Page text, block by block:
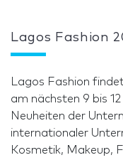
Lagos Fashion
Lagos Fashion
am nächsten 9 bis
Neuheiten der
internationaler
Kosmetik, Makeup,